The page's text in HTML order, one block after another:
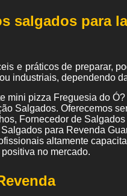
salgados para
e práticos de preparar,
industriais, dependendo
mini pizza Freguesia do
Salgados. Oferecemos
Fornecedor de
para Revenda
altamente
no mercado.